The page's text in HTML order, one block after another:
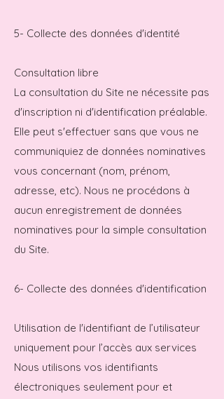
5- Collecte des données d'identité
Consultation libre
La consultation du Site ne nécessite pas
d'inscription ni d'identification préalable.
Elle peut s'effectuer sans que vous ne
communiquiez de données nominatives
vous concernant (nom, prénom,
adresse, etc). Nous ne procédons à
aucun enregistrement de données
nominatives pour la simple consultation
du Site.
6- Collecte des données d'identification
Utilisation de l'identifiant de l’utilisateur
uniquement pour l’accès aux services
Nous utilisons vos identifiants
électroniques seulement pour et